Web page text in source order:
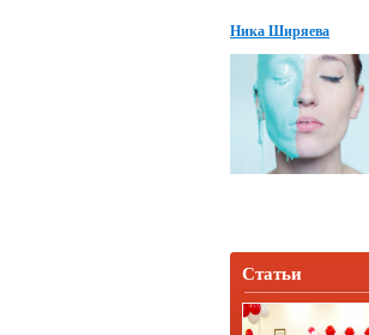
Ника Ширяева
Статьи